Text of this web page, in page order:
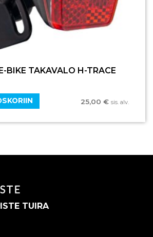
BIKE TAKAVALO H-TRACE
25,00 € sis. alv.
TUIRA